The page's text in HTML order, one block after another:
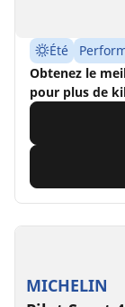
Été
Obtenez le
pour plus de
MICHELIN